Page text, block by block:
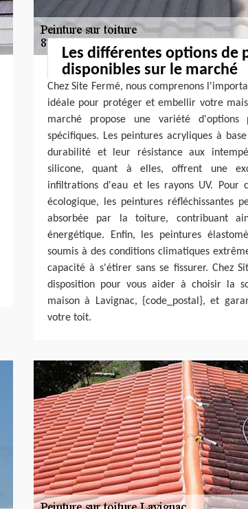
Les différentes options
disponibles sur le marché
Chez Site Fermé, nous comprenons
idéale pour protéger et embellir votre
marché propose une variété
spécifiques. Les peintures acryliques à
durabilité et leur résistance aux
silicone, quant à elles, offrent une
infiltrations d'eau et les rayons UV. Pour
écologique, les peintures réfléchissantes
absorbée par la toiture, contribuant
énergétique. Enfin, les peintures
soumis à des conditions climatiques
capacité à s'étirer sans se fissurer. Chez
disposition pour vous aider à choisir la
maison à Lavignac, {code_postal}, et
votre toit.